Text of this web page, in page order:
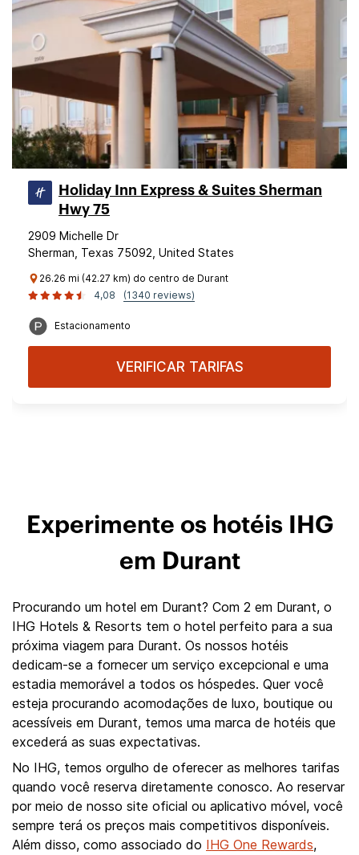
Holiday Inn Express & Suites Sherman
Hwy 75
2909 Michelle Dr
Sherman, Texas 75092, United States
26.26 mi (42.27 km) do centro de Durant
4,08
(1340 reviews)
Estacionamento
VERIFICAR TARIFAS
Experimente os hotéis IHG
em Durant
Procurando um hotel em Durant? Com 2 em Durant, o
IHG Hotels & Resorts tem o hotel perfeito para a sua
próxima viagem para Durant. Os nossos hotéis
dedicam-se a fornecer um serviço excepcional e uma
estadia memorável a todos os hóspedes. Quer você
esteja procurando acomodações de luxo, boutique ou
acessíveis em Durant, temos uma marca de hotéis que
excederá as suas expectativas.
No IHG, temos orgulho de oferecer as melhores tarifas
quando você reserva diretamente conosco. Ao reservar
por meio de nosso site oficial ou aplicativo móvel, você
sempre terá os preços mais competitivos disponíveis.
Além disso, como associado do IHG One Rewards,